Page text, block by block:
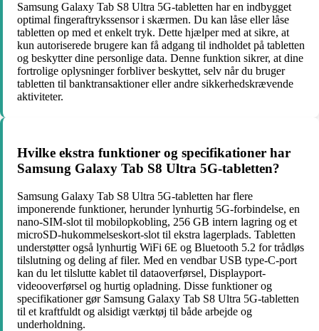
Samsung Galaxy Tab S8 Ultra 5G-tabletten har en indbygget
optimal fingeraftrykssensor i skærmen. Du kan låse eller låse
tabletten op med et enkelt tryk. Dette hjælper med at sikre, at
kun autoriserede brugere kan få adgang til indholdet på tabletten
og beskytter dine personlige data. Denne funktion sikrer, at dine
fortrolige oplysninger forbliver beskyttet, selv når du bruger
tabletten til banktransaktioner eller andre sikkerhedskrævende
aktiviteter.
Hvilke ekstra funktioner og specifikationer har
Samsung Galaxy Tab S8 Ultra 5G-tabletten?
Samsung Galaxy Tab S8 Ultra 5G-tabletten har flere
imponerende funktioner, herunder lynhurtig 5G-forbindelse, en
nano-SIM-slot til mobilopkobling, 256 GB intern lagring og et
microSD-hukommelseskort-slot til ekstra lagerplads. Tabletten
understøtter også lynhurtig WiFi 6E og Bluetooth 5.2 for trådløs
tilslutning og deling af filer. Med en vendbar USB type-C-port
kan du let tilslutte kablet til dataoverførsel, Displayport-
videooverførsel og hurtig opladning. Disse funktioner og
specifikationer gør Samsung Galaxy Tab S8 Ultra 5G-tabletten
til et kraftfuldt og alsidigt værktøj til både arbejde og
underholdning.